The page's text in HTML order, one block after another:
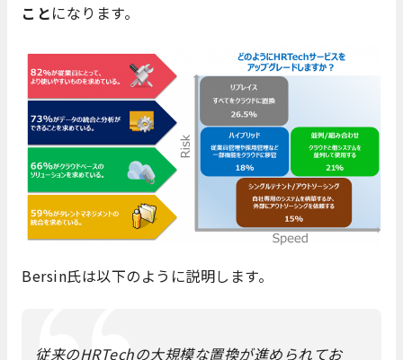
ことになります。
Bersin氏は以下のように説明します。
従来のHRTechの大規模な置換が進められてお